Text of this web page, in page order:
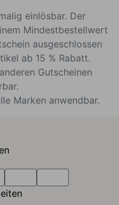
einlösbar. Der
Mindestbestellwert
ausgeschlossen
ab 15 % Rabatt.
Gutscheinen
Marken anwendbar.